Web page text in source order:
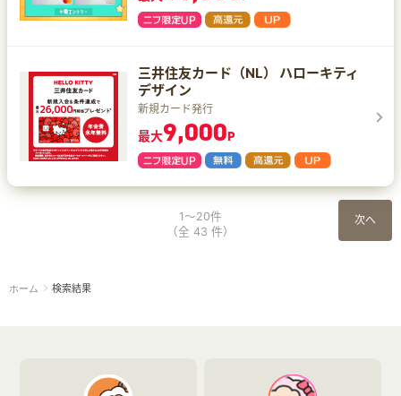
三井住友カード（NL） ハローキティ
デザイン
新規カード発行
最大9,000P
次へ
1～20件
（全 43 件）
ホーム 検索結果